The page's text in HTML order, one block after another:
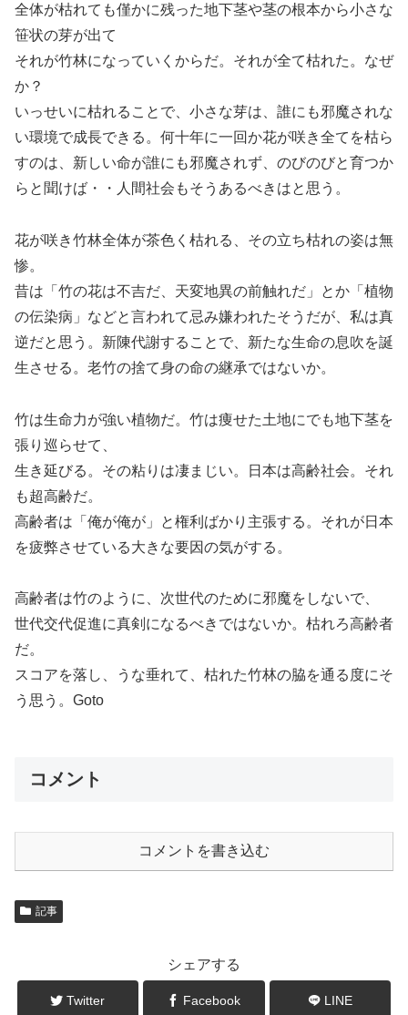
全体が枯れても僅かに残った地下茎や茎の根本から小さな
笹状の芽が出て
それが竹林になっていくからだ。それが全て枯れた。なぜ
か？
いっせいに枯れることで、小さな芽は、誰にも邪魔されな
い環境で成長できる。何十年に一回か花が咲き全てを枯ら
すのは、新しい命が誰にも邪魔されず、のびのびと育つか
らと聞けば・・人間社会もそうあるべきはと思う。
花が咲き竹林全体が茶色く枯れる、その立ち枯れの姿は無
惨。
昔は「竹の花は不吉だ、天変地異の前触れだ」とか「植物
の伝染病」などと言われて忌み嫌われたそうだが、私は真
逆だと思う。新陳代謝することで、新たな生命の息吹を誕
生させる。老竹の捨て身の命の継承ではないか。
竹は生命力が強い植物だ。竹は痩せた土地にでも地下茎を
張り巡らせて、
生き延びる。その粘りは凄まじい。日本は高齢社会。それ
も超高齢だ。
高齢者は「俺が俺が」と権利ばかり主張する。それが日本
を疲弊させている大きな要因の気がする。
高齢者は竹のように、次世代のために邪魔をしないで、
世代交代促進に真剣になるべきではないか。枯れろ高齢者
だ。
スコアを落し、うな垂れて、枯れた竹林の脇を通る度にそ
う思う。Goto
コメント
コメントを書き込む
記事
シェアする
Twitter Facebook LINE